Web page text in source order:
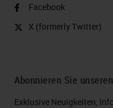
Facebook
X (formerly Twitter)
Abonnieren Sie
Exklusive Neuigkeiten,